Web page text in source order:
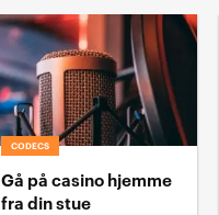
CODECS
Gå på casino hjemme
fra din stue